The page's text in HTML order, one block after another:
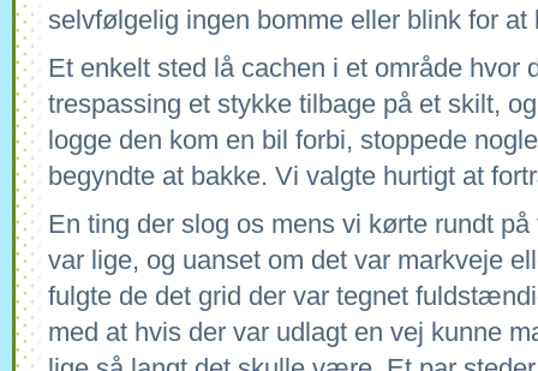
selvfølgelig ingen bomme eller blink for at
Et enkelt sted lå cachen i et område hvor
trespassing et stykke tilbage på et skilt,
logge den kom en bil forbi, stoppede
begyndte at bakke. Vi valgte hurtigt at
En ting der slog os mens vi kørte rundt
var lige, og uanset om det var markveje
fulgte de det grid der var tegnet
med at hvis der var udlagt en vej kunne